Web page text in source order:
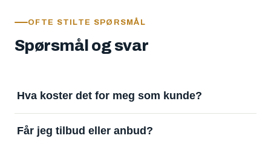
OFTE STILTE SPØRSMÅL
Spørsmål og svar
Hva koster det for meg som kunde?
å motta svar. Tjenesten finansieres av
Får jeg tilbud eller anbud?